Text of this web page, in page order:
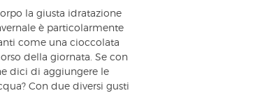
la giusta idratazione
è particolarmente
come una cioccolata
della giornata. Se con
dici di aggiungere le
Con due diversi gusti